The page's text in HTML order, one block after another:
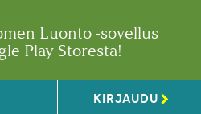
Luonto -sovellus
Play Storesta!
KIRJAUDU